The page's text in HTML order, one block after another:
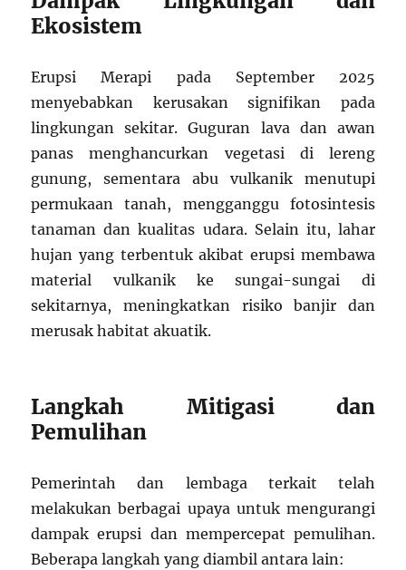
Ekosistem
Erupsi Merapi pada September 2025
menyebabkan kerusakan signifikan pada
lingkungan sekitar. Guguran lava dan awan
panas menghancurkan vegetasi di lereng
gunung, sementara abu vulkanik menutupi
permukaan tanah, mengganggu fotosintesis
tanaman dan kualitas udara. Selain itu, lahar
hujan yang terbentuk akibat erupsi membawa
material vulkanik ke sungai-sungai di
sekitarnya, meningkatkan risiko banjir dan
merusak habitat akuatik.
Langkah Mitigasi dan
Pemulihan
Pemerintah dan lembaga terkait telah
melakukan berbagai upaya untuk mengurangi
dampak erupsi dan mempercepat pemulihan.
Beberapa langkah yang diambil antara lain: